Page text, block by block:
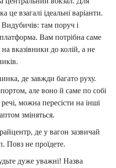
це взагалі ідеальні варіанти.
там поруч і
платформа. Вам потрібна саме
вказівники до колій, а не
де завжди багато руху.
але воно й саме по собі
можна пересісти на інші
зміняться.
де у вагон зазвичай
Повз не проїдете.
дуже уважні! Назва